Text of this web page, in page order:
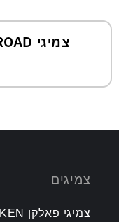
צמיגים
צמיגי פאלקן FALKEN